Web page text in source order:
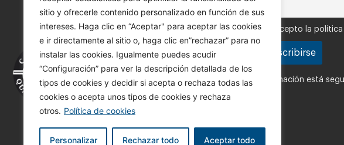
sitio y ofrecerle contenido personalizado en función de sus
intereses. Haga clic en “Aceptar" para aceptar las cookies
e ir directamente al sitio o, haga clic en”rechazar” para no
instalar las cookies. Igualmente puedes acudir
“Configuración” para ver la descripción detallada de los
tipos de cookies y decidir si acepta o rechaza todas las
cookies o acepta unos tipos de cookies y rechaza
otros. Política de cookies
Personalizar Rechazar todo Aceptar todo
Acepto la
Tu información está